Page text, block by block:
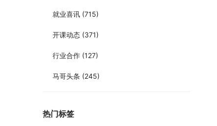
就业喜讯 (715)
开课动态 (371)
行业合作 (127)
马哥头条 (245)
热门标签